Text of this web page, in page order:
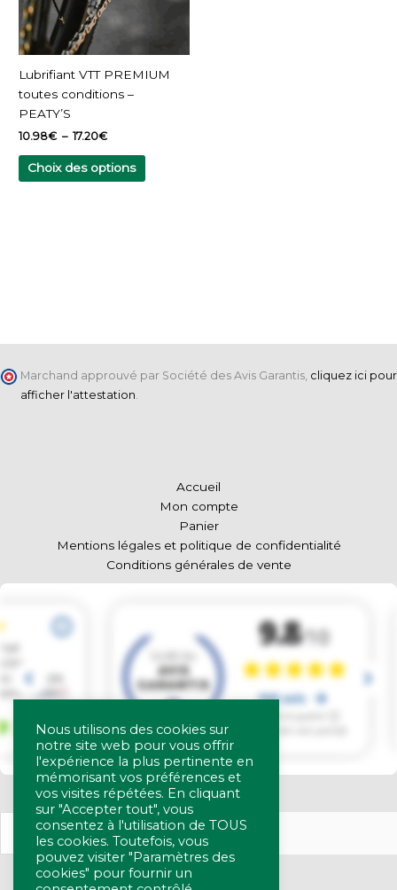
Lubrifiant VTT PREMIUM
toutes conditions –
PEATY’S
10.98€ – 17.20€
Choix des options
choisies
Marchand approuvé par Société des Avis Garantis, cliquez ici pour
afficher l'attestation
Accueil
Mon compte
Panier
Mentions légales et politique de confidentialité
Conditions générales de vente
Nous utilisons des cookies sur
notre site web pour vous offrir
l'expérience la plus pertinente en
mémorisant vos préférences et
vos visites répétées. En cliquant
sur "Accepter tout", vous
consentez à l'utilisation de TOUS
les cookies. Toutefois, vous
pouvez visiter "Paramètres des
cookies" pour fournir un